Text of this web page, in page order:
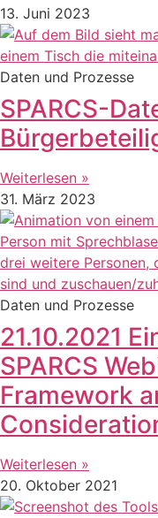
13. Juni 2023
Daten und Prozesse
SPARCS-
Weiterlesen »
31. März 2023
Daten und Prozesse
21.10.2021
SPARCS
Framework
Weiterlesen »
20. Oktober 2021